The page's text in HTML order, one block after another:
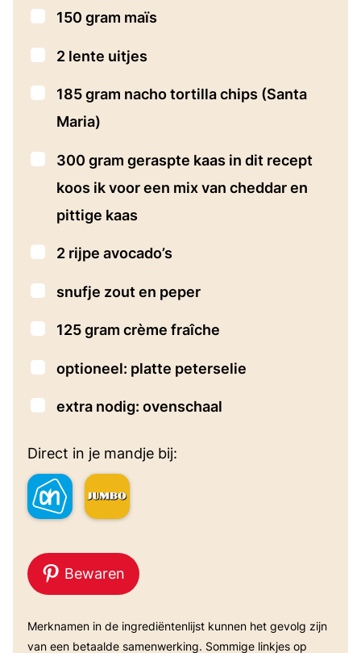
▢
150 gram maïs
▢
2 lente uitjes
▢
185gram nacho tortilla chips (Santa
Maria)
▢
300 gram geraspte kaas in dit recept
koos ik voor een mix van cheddar en
pittige kaas
▢
2 rijpe avocado’s
▢
snufje zout en peper
▢
125gram crème fraîche
▢
optioneel: platte peterselie
▢
extra nodig: ovenschaal
Direct in je mandje bij:
Bewaren
Merknamen in de ingrediëntenlijst kunnen het gevolg zijn
van een betaalde samenwerking. Sommige linkjes op